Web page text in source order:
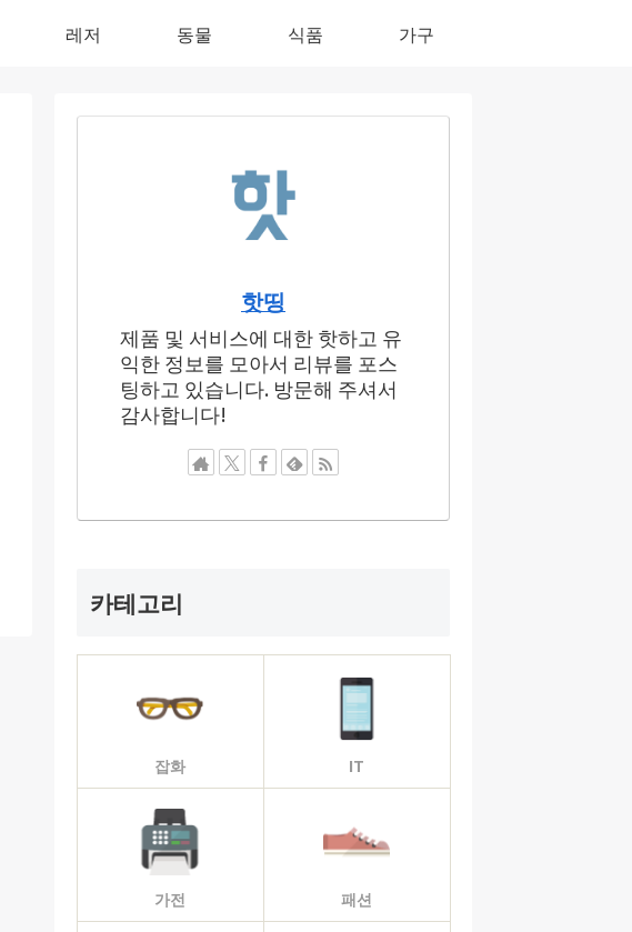
레저 동물 식품 가구
핫띵
제품 및 서비스에 대한 핫하고 유
익한 정보를 모아서 리뷰를 포스
팅하고 있습니다. 방문해 주셔서
감사합니다!
카테고리
잡화 IT
가전 패션